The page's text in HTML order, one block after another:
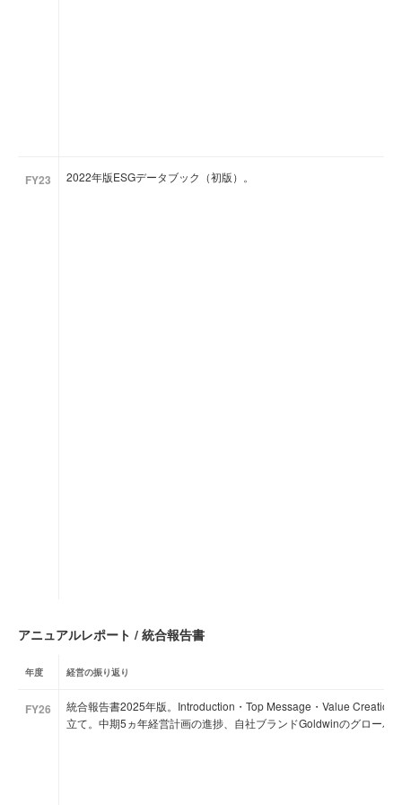
FY23 2022年版ESGデータブック（初版）。
アニュアルレポート / 統合報告書
年度 経営の振り返り
FY26
統合報告書2025年版。Introduction・Top Message・Value
立て。中期5ヵ年経営計画の進捗、自社ブランドGoldwinのグローバ